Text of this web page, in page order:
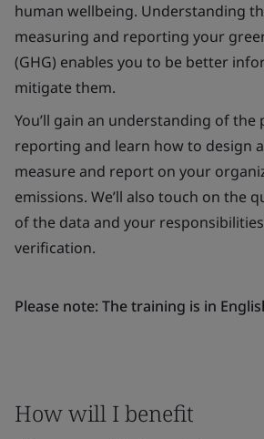
human wellbeing. Understanding
measuring and reporting your
(GHG) enables you to be better
mitigate them.
You’ll gain an understanding of the
reporting and learn how to design
measure and report on your
emissions. We’ll also touch on the
of the data and your
verification.
Please note: The training is in
How will I benefit